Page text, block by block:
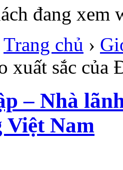
đang xem
Trang chủ ›
xuất sắc của
– Nhà
Việt Nam